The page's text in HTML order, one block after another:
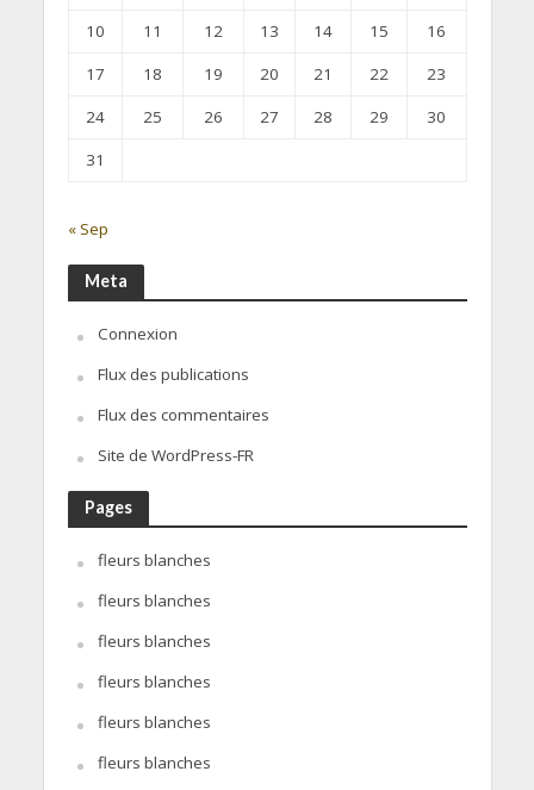
10
11 12 13 14 15
16
17
18 19 20 21 22
23
24
25 26 27 28 29
30
31
« Sep
Meta
Connexion
Flux des publications
Flux des commentaires
Site de WordPress-FR
Pages
fleurs blanches
fleurs blanches
fleurs blanches
fleurs blanches
fleurs blanches
fleurs blanches